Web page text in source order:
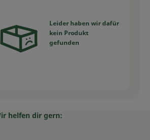
Leider haben wir dafür
kein Produkt
gefunden
helfen dir gern: